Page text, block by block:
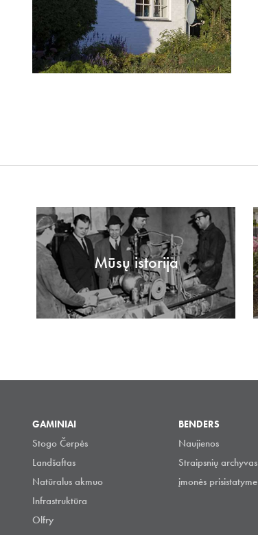
Mūsų istorija
GAMINIAI
Stogo Čerpės
Landšaftas
Natūralus akmuo
Infrastruktūra
Olfry
BENDERS
Naujienos
Straipsnių archyvas
įmonės prisistatyme